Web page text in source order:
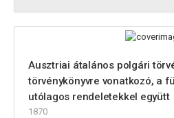
Ausztriai átalános polgári
törvénykönyvre vonatkozó, a
utólagos rendeletekkel együtt
1870